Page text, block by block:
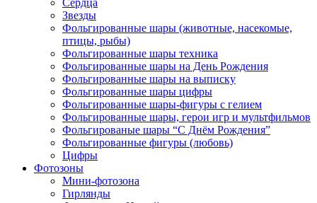
Сердца
Звезды
Фольгированные шары (животные, насекомые,
птицы, рыбы)
Фольгированные шары техника
Фольгированные шары на День Рождения
Фольгированные шары на выписку
Фольгированные шары цифры
Фольгированные шары-фигуры с гелием
Фольгированные шары, герои игр и мультфильмов
Фольгированые шары “С Днём Рождения”
Фольгированные фигуры (любовь)
Цифры
Фотозоны
Мини-фотозона
Гирлянды